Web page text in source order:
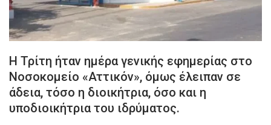
Η Τρίτη ήταν ημέρα γενικής εφημερίας στο
Νοσοκομείο «Αττικόν», όμως έλειπαν σε
άδεια, τόσο η διοικήτρια, όσο και η
υποδιοικήτρια του ιδρύματος.